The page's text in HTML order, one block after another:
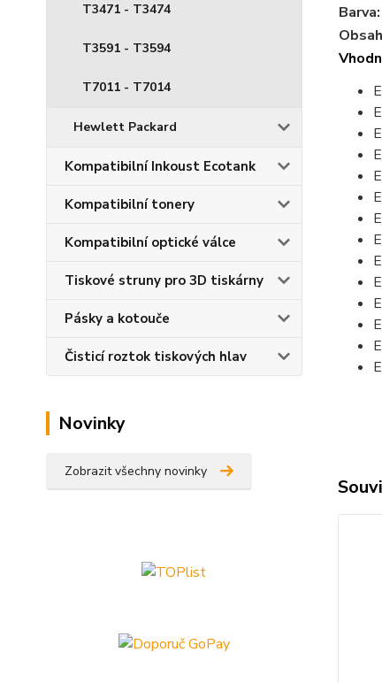
T3471 - T3474
T3591 - T3594
T7011 - T7014
Hewlett Packard
Kompatibilní Inkoust Ecotank
Kompatibilní tonery
Kompatibilní optické válce
Tiskové struny pro 3D tiskárny
Pásky a kotouče
Čisticí roztok tiskových hlav
Novinky
Zobrazit všechny novinky
Barva: